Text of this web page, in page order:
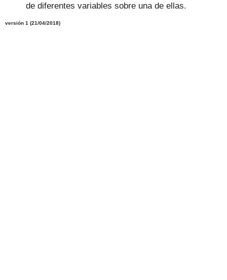
de diferentes variables sobre una de ellas.
versión 1 (21/04/2018)